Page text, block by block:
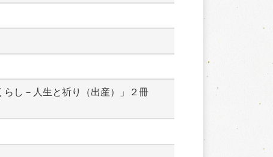
し－人生と祈り（出産）」２冊